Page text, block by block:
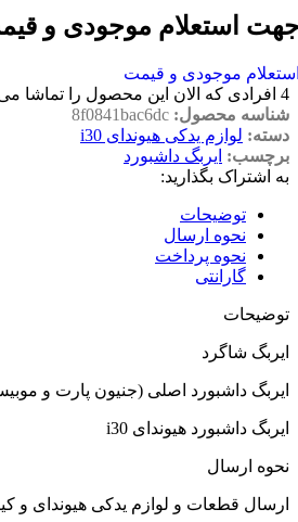
استعلام موجودی و
موجودی و قیمت
4 افرادی که الان این محصول را تماشا
شناسه محصول: 8f0841bac6dc
دسته: لوازم یدکی هیوندای i30
برچسب: ایربگ داشبورد
به اشتراک بگذارید:
توضیحات
نحوه ارسال
نحوه پرداخت
گارانتی
توضیحات
ایربگ شاگرد
ایربگ داشبورد اصلی (جنیون پارت و
ایربگ داشبورد هیوندای i30
نحوه ارسال
ارسال قطعات و لوازم یدکی هیوندای و